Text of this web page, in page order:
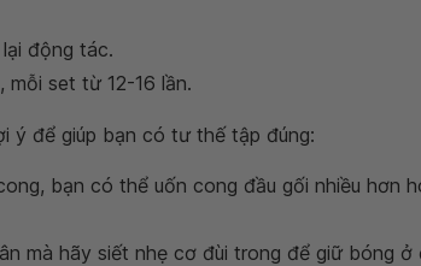
động tác.
mỗi set từ 12-16 lần.
ý để giúp bạn có tư thế tập đúng:
bạn có thể uốn cong đầu gối nhiều hơn
mà hãy siết nhẹ cơ đùi trong để giữ bóng ở